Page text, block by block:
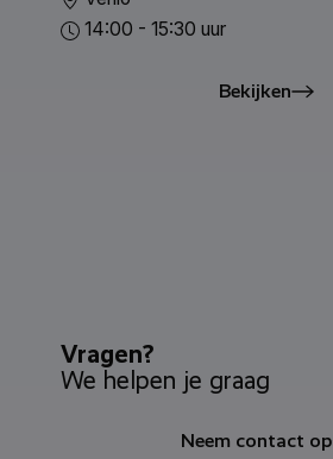
14:00 - 15:30 uur
Bekijken
Vragen?
We helpen je graag
Neem contact op